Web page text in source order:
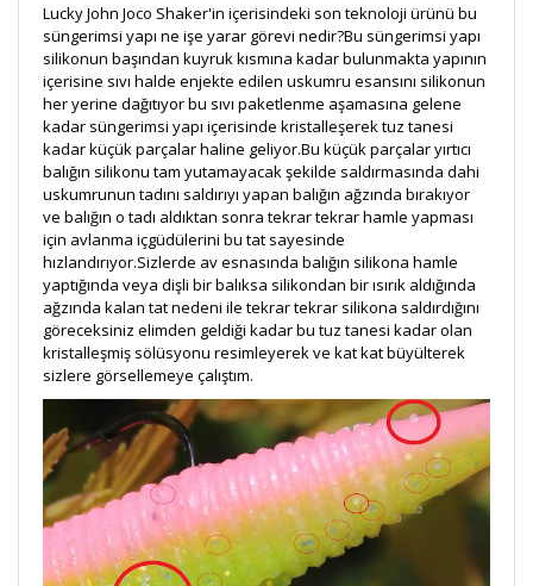
Lucky John Joco Shaker'in içerisindeki son teknoloji ürünü bu
süngerimsi yapı ne işe yarar görevi nedir?Bu süngerimsi yapı
silikonun başından kuyruk kısmına kadar bulunmakta yapının
içerisine sıvı halde enjekte edilen uskumru esansını silikonun
her yerine dağıtıyor bu sıvı paketlenme aşamasına gelene
kadar süngerimsi yapı içerisinde kristalleşerek tuz tanesi
kadar küçük parçalar haline geliyor.Bu küçük parçalar yırtıcı
balığın silikonu tam yutamayacak şekilde saldırmasında dahi
uskumrunun tadını saldırıyı yapan balığın ağzında bırakıyor
ve balığın o tadı aldıktan sonra tekrar tekrar hamle yapması
için avlanma içgüdülerini bu tat sayesinde
hızlandırıyor.Sizlerde av esnasında balığın silikona hamle
yaptığında veya dişli bir balıksa silikondan bir ısırık aldığında
ağzında kalan tat nedeni ile tekrar tekrar silikona saldırdığını
göreceksiniz elimden geldiği kadar bu tuz tanesi kadar olan
kristalleşmiş sölüsyonu resimleyerek ve kat kat büyülterek
sizlere görsellemeye çalıştım.